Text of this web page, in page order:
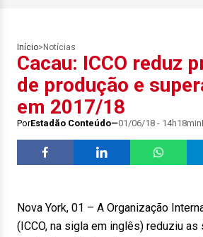
Início> Notícias
Cacau: ICCO reduz
de produção e
em 2017/18
PorEstadão Conteúdo 01/06/18 - 14h18min
Nova York, 01 – A Organização
(ICCO, na sigla em inglês) reduziu